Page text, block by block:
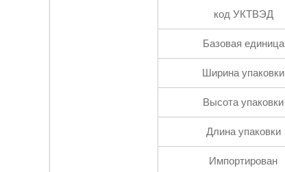
код УКТВЭД
Базовая единица
Ширина упаковки
Высота упаковки
Длина упаковки
Импортирован